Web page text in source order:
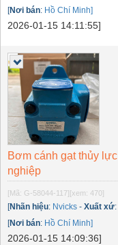
[Nơi bán: Hồ Chí Minh]
2026-01-15 14:11:55]
Bơm cánh gạt thủy
nghiệp
[Mã: G-58044-117][xem: 470]
[Nhãn hiệu: Nvicks - Xuất xứ:
[Nơi bán: Hồ Chí Minh]
2026-01-15 14:09:36]